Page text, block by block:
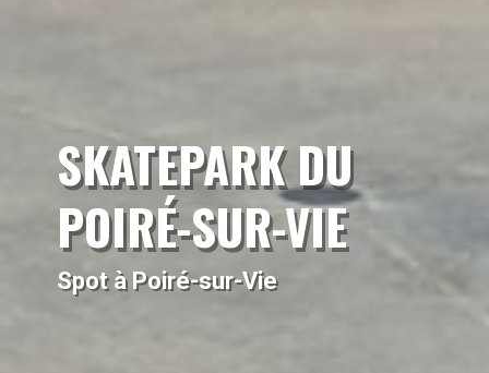
SKATEPARK DU
POIRÉ-SUR-VIE
Spot à Poiré-sur-Vie